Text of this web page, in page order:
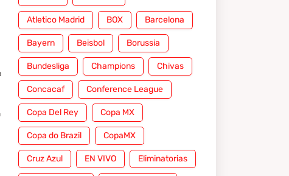
Atletico Madrid BOX Barcelona
Bayern Beisbol Borussia
Bundesliga Champions Chivas
Concacaf Conference League
Copa Del Rey Copa MX
Copa do Brazil CopaMX
Cruz Azul EN VIVO Eliminatorias